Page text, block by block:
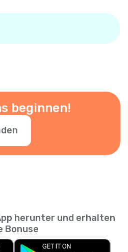
beginnen!
herunter und erhalten
Bonuse